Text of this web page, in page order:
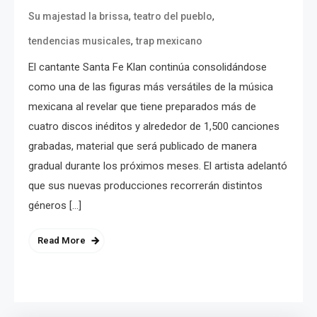
Su majestad la brissa,teatro del pueblo,
tendencias musicales,trap mexicano
El cantante Santa Fe Klan continúa consolidándose
como una de las figuras más versátiles de la música
mexicana al revelar que tiene preparados más de
cuatro discos inéditos y alrededor de 1,500 canciones
grabadas, material que será publicado de manera
gradual durante los próximos meses. El artista adelantó
que sus nuevas producciones recorrerán distintos
géneros […]
Read More